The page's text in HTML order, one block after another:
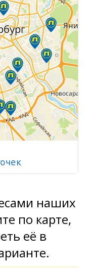
д.20
д.9
на API 2ГИС
соглашение
наших
по карте,
её в